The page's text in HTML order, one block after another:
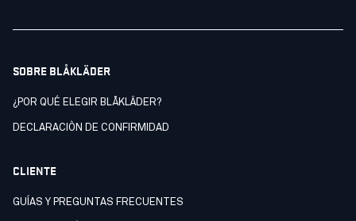
SOBRE BLÅKLÄDER
¿POR QUÉ ELEGIR BLÅKLÄDER?
DECLARACIÒN DE CONFIRMIDAD
CLIENTE
GUÍAS Y PREGUNTAS FRECUENTES